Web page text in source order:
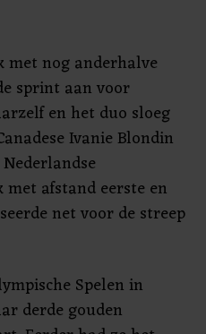
met nog anderhalve
sprint aan voor
en het duo sloeg
Ivanie Blondin
afstand eerste en
net voor de streep
Spelen in
derde gouden